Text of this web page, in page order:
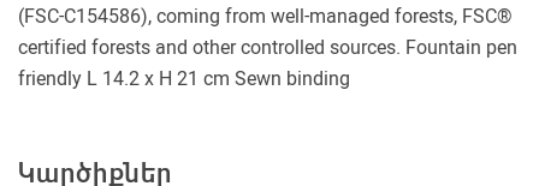
(FSC-C154586), coming from well-managed forests, FSC®
certified forests and other controlled sources. Fountain pen
friendly L 14.2 x H 21 cm Sewn binding
Կարծիքներ